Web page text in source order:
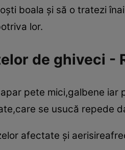
boala şi să o tratezi
lor.
de ghiveci -
pete mici,galbene
se usucă repede
afectate şi